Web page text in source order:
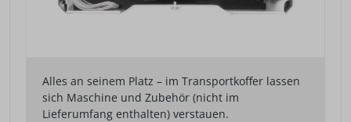
Alles an seinem Platz – im Transportkoffer lassen
sich Maschine und Zubehör (nicht im
Lieferumfang enthalten) verstauen.